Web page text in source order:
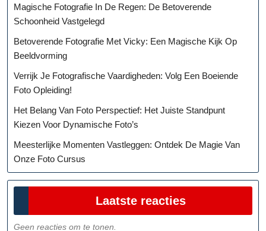
Magische Fotografie In De Regen: De Betoverende
Schoonheid Vastgelegd
Betoverende Fotografie Met Vicky: Een Magische Kijk Op
Beeldvorming
Verrijk Je Fotografische Vaardigheden: Volg Een Boeiende
Foto Opleiding!
Het Belang Van Foto Perspectief: Het Juiste Standpunt
Kiezen Voor Dynamische Foto’s
Meesterlijke Momenten Vastleggen: Ontdek De Magie Van
Onze Foto Cursus
Laatste reacties
Geen reacties om te tonen.